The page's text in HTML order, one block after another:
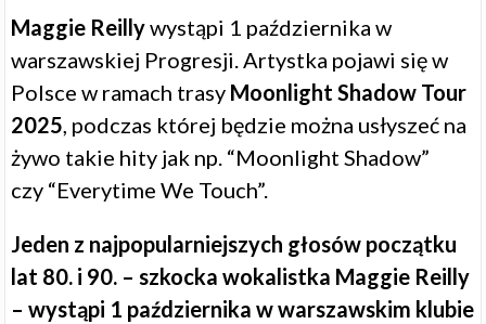
Maggie Reillywystąpi 1 października w
warszawskiej Progresji. Artystka pojawi się w
Polsce w ramach trasy Moonlight Shadow Tour
2025, podczas której będzie można usłyszeć na
żywo takie hity jak np. “Moonlight Shadow”
czy “Everytime We Touch”.
Jeden z najpopularniejszych głosów początku
lat 80. i 90. – szkocka wokalistka Maggie Reilly
– wystąpi 1 października w warszawskim klubie